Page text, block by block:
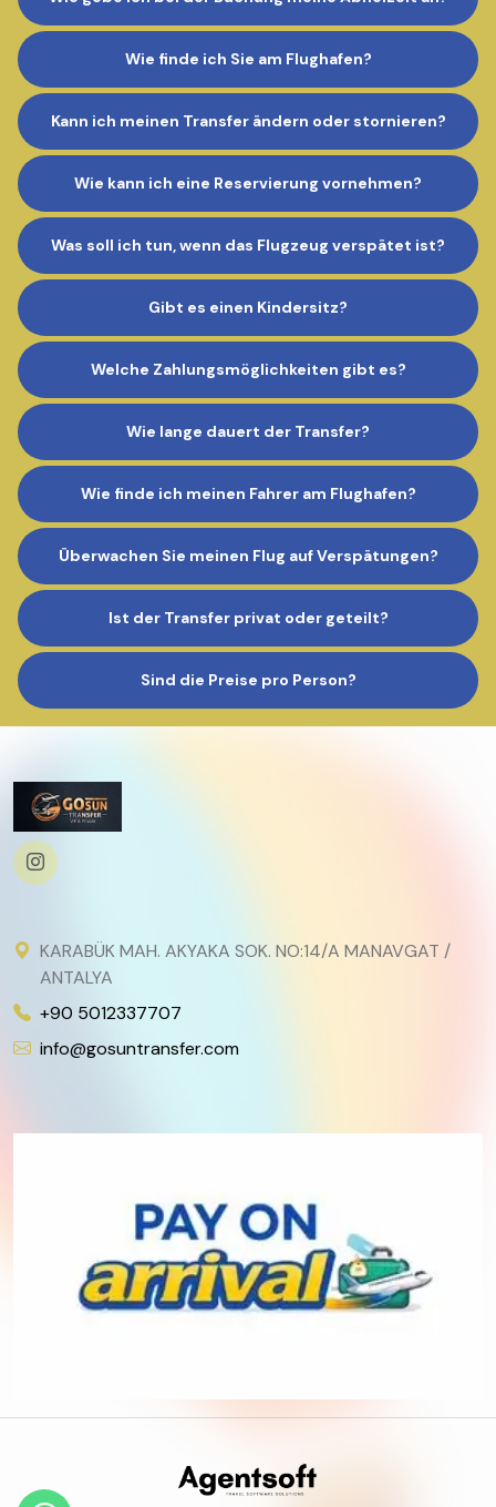
Wie finde ich Sie am Flughafen?
Kann ich meinen Transfer ändern oder stornieren?
Wie kann ich eine Reservierung vornehmen?
Was soll ich tun, wenn das Flugzeug verspätet ist?
Gibt es einen Kindersitz?
Welche Zahlungsmöglichkeiten gibt es?
Wie lange dauert der Transfer?
Wie finde ich meinen Fahrer am Flughafen?
Überwachen Sie meinen Flug auf Verspätungen?
Ist der Transfer privat oder geteilt?
Sind die Preise pro Person?
KARABÜK MAH. AKYAKA SOK. NO:14/A MANAVGAT /
ANTALYA
+90 5012337707
info@gosuntransfer.com